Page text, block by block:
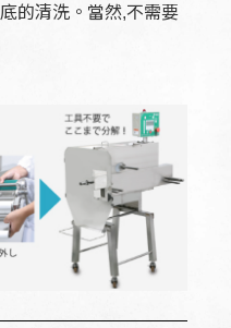
的清洗。當然,不需要